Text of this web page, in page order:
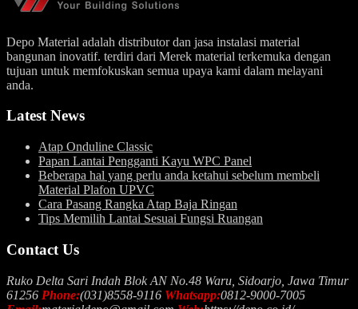
Depo Material adalah distributor dan jasa instalasi material
bangunan inovatif. terdiri dari Merek material terkemuka dengan
tujuan untuk memfokuskan semua upaya kami dalam melayani
anda.
Latest News
Atap Onduline Classic
Papan Lantai Pengganti Kayu WPC Panel
Beberapa hal yang perlu anda ketahui sebelum membeli
Material Plafon UPVC
Cara Pasang Rangka Atap Baja Ringan
Tips Memilih Lantai Sesuai Fungsi Ruangan
Contact Us
Ruko Delta Sari Indah Blok AN No.48 Waru, Sidoarjo, Jawa Timur
61256 Phone:(031)8558-9116 Whatsapp:0812-9000-7005